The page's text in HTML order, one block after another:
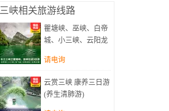
三峡相关旅游线路
瞿塘峡、巫峡、白帝
城、小三峡、云阳龙
玩无购物，品尝巫山
请电询
云赏三峡 康养三日游
(养生清肺游)